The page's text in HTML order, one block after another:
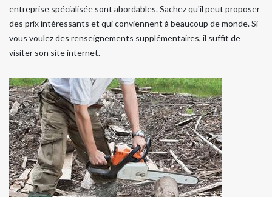
entreprise spécialisée sont abordables. Sachez qu'il peut proposer
des prix intéressants et qui conviennent à beaucoup de monde. Si
vous voulez des renseignements supplémentaires, il suffit de
visiter son site internet.